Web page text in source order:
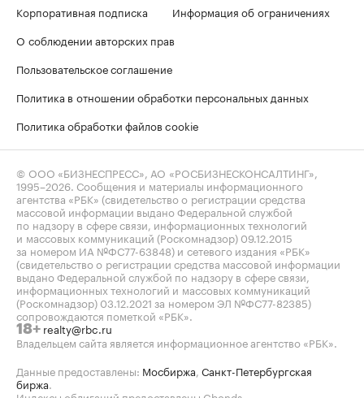
Корпоративная подписка
Информация об ограничениях
О соблюдении авторских прав
Пользовательское соглашение
Политика в отношении обработки персональных данных
Политика обработки файлов cookie
© ООО «БИЗНЕСПРЕСС», АО «РОСБИЗНЕСКОНСАЛТИНГ»,
1995–2026 . Сообщения и материалы информационного
агентства «РБК» (свидетельство о регистрации средства
массовой информации выдано Федеральной службой
по надзору в сфере связи, информационных технологий
и массовых коммуникаций (Роскомнадзор) 09.12.2015
за номером ИА №ФС77-63848) и сетевого издания «РБК»
(свидетельство о регистрации средства массовой информации
выдано Федеральной службой по надзору в сфере связи,
информационных технологий и массовых коммуникаций
(Роскомнадзор) 03.12.2021 за номером ЭЛ №ФС77-82385)
сопровождаются пометкой «РБК».
18+ realty@rbc.ru
Владельцем сайта является информационное агентство «РБК».
Данные предоставлены: Мосбиржа Санкт-Петербургская
биржа